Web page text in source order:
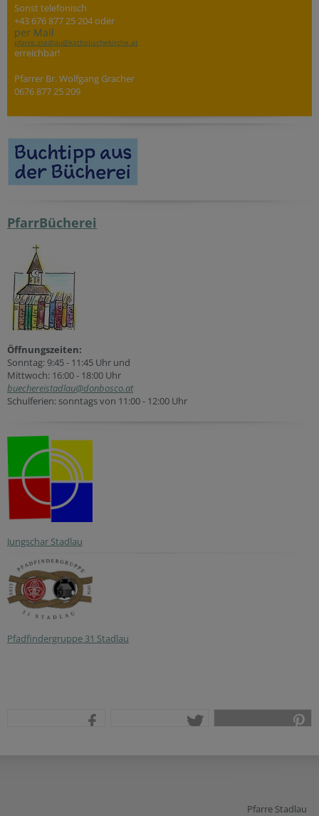
Sonst telefonisch
+43 676 877 25 204 oder
per Mail
pfarre.stadlau@katholischekirche.at
erreichbar!
Pfarrer Br. Wolfgang Gracher
0676 877 25 209
PfarrBücherei
Öffnungszeiten:
Sonntag: 9:45 - 11:45 Uhr und
Mittwoch: 16:00 - 18:00 Uhr
buechereistadlau@donbosco.at
Schulferien: sonntags von 11:00 - 12:00 Uhr
Jungschar Stadlau
Pfadfindergruppe 31 Stadlau
Pfarre Stadlau